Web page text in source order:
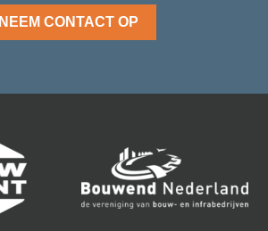
NEEM CONTACT OP